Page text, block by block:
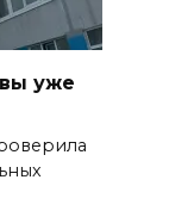
уже